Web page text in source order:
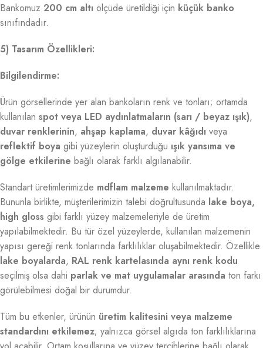
Bankomuz 200 cm altı ölçüde üretildiği için küçük banko
sınıfındadır.
5) Tasarım Özellikleri:
Bilgilendirme:
Ürün görsellerinde yer alan bankoların renk ve tonları; ortamda
kullanılan spot veya LED aydınlatmaların (sarı / beyaz ışık),
duvar renklerinin, ahşap kaplama, duvar kâğıdı veya
reflektif boya gibi yüzeylerin oluşturduğu ışık yansıma ve
gölge etkilerine bağlı olarak farklı algılanabilir.
Standart üretimlerimizde mdflam malzeme kullanılmaktadır.
Bununla birlikte, müşterilerimizin talebi doğrultusunda lake boya,
high gloss gibi farklı yüzey malzemeleriyle de üretim
yapılabilmektedir. Bu tür özel yüzeylerde, kullanılan malzemenin
yapısı gereği renk tonlarında farklılıklar oluşabilmektedir. Özellikle
lake boyalarda, RAL renk kartelasında aynı renk kodu
seçilmiş olsa dahi parlak ve mat uygulamalar arasında ton farkı
görülebilmesi doğal bir durumdur.
Tüm bu etkenler, ürünün üretim kalitesini veya malzeme
standardını etkilemez; yalnızca görsel algıda ton farklılıklarına